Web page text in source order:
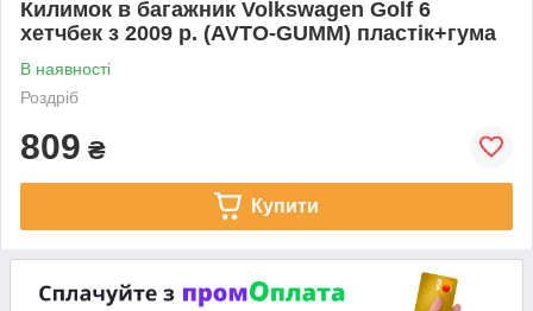
Килимок в багажник Volkswagen Golf 6
хетчбек з 2009 р. (AVTO-GUMM) пластік+гума
В наявності
Роздріб
809 ₴
Купити